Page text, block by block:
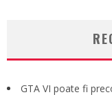
GTA VI poate fi